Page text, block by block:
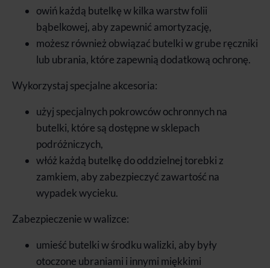
owiń każdą butelkę w kilka warstw folii
bąbelkowej, aby zapewnić amortyzację,
możesz również obwiązać butelki w grube ręczniki
lub ubrania, które zapewnią dodatkową ochronę.
Wykorzystaj specjalne akcesoria:
użyj specjalnych pokrowców ochronnych na
butelki, które są dostępne w sklepach
podróżniczych,
włóż każdą butelkę do oddzielnej torebki z
zamkiem, aby zabezpieczyć zawartość na
wypadek wycieku.
Zabezpieczenie w walizce:
umieść butelki w środku walizki, aby były
otoczone ubraniami i innymi miękkimi